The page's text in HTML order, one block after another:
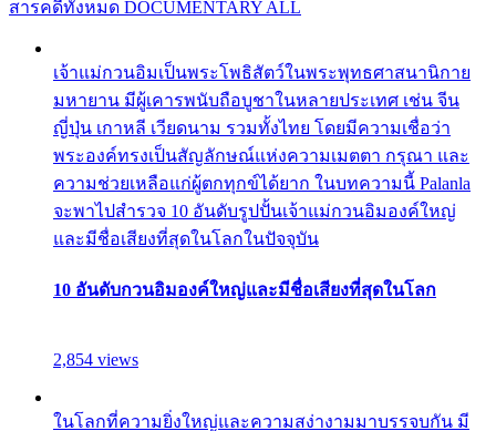
สารคดีทั้งหมด DOCUMENTARY ALL
เจ้าแม่กวนอิมเป็นพระโพธิสัตว์ในพระพุทธศาสนานิกาย
มหายาน มีผู้เคารพนับถือบูชาในหลายประเทศ เช่น จีน
ญี่ปุ่น เกาหลี เวียดนาม รวมทั้งไทย โดยมีความเชื่อว่า
พระองค์ทรงเป็นสัญลักษณ์แห่งความเมตตา กรุณา และ
ความช่วยเหลือแก่ผู้ตกทุกข์ได้ยาก ในบทความนี้ Palanla
จะพาไปสำรวจ 10 อันดับรูปปั้นเจ้าแม่กวนอิมองค์ใหญ่
และมีชื่อเสียงที่สุดในโลกในปัจจุบัน
10 อันดับกวนอิมองค์ใหญ่และมีชื่อเสียงที่สุดในโลก
2,854 views
ในโลกที่ความยิ่งใหญ่และความสง่างามมาบรรจบกัน มี